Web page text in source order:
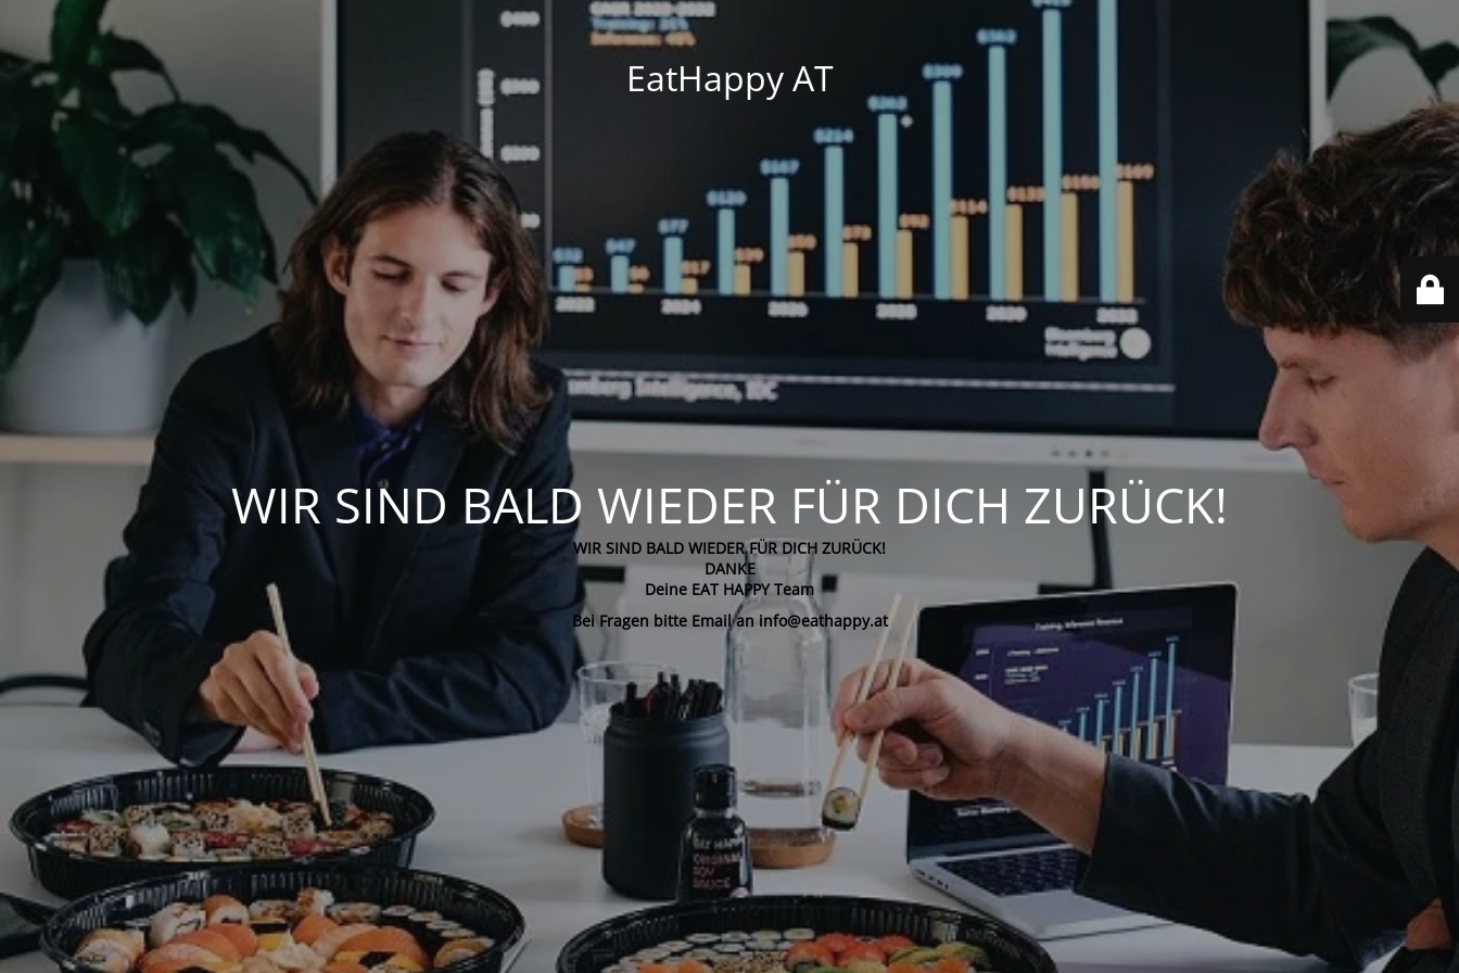
EatHappy AT
WIR SIND BALD WIEDER FÜR DICH ZURÜCK!
WIR SIND BALD WIEDER FÜR DICH ZURÜCK!
DANKE
Deine EAT HAPPY Team
Bei Fragen bitte Email an info@eathappy.at